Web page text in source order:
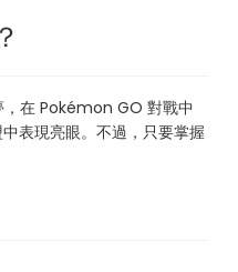
在 Pokémon GO 對戰中
表現亮眼。不過，只要掌握